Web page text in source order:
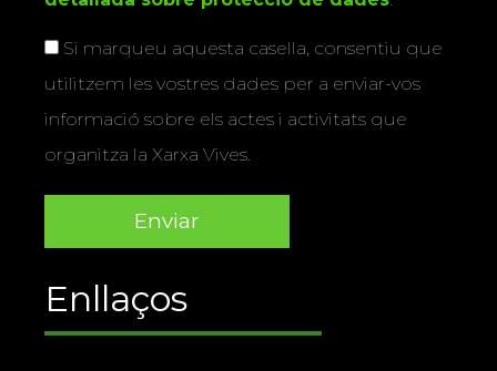
Si marqueu aquesta casella, consentiu que
utilitzem les vostres dades per a enviar-vos
informació sobre els actes i activitats que
organitza la Xarxa Vives.
Enllaços